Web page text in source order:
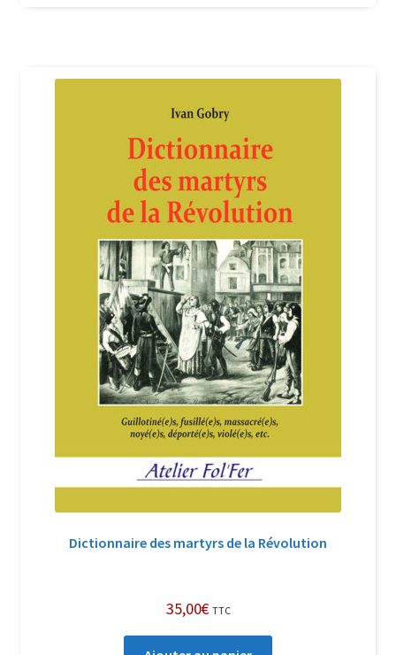
Dictionnaire des martyrs de la Révolution
35,00€ TTC